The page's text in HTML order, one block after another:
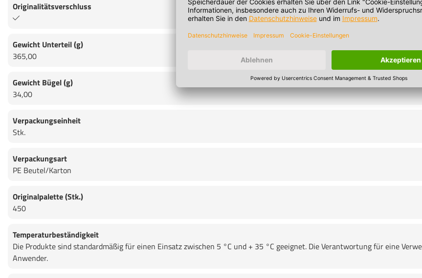
Originalitätsverschluss
Gewicht Unterteil (g)
365,00
Gewicht Bügel (g)
34,00
Verpackungseinheit
Stk.
Verpackungsart
PE Beutel/Karton
Originalpalette (Stk.)
450
Temperaturbeständigkeit
Die Produkte sind standardmäßig für einen Einsatz zwischen 5 °C und + 35 °C geeignet. Die Verantwortung für eine
Anwender.